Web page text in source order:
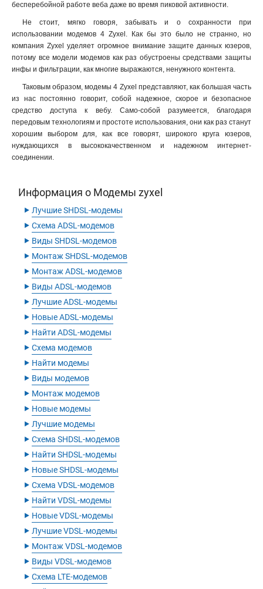
бесперебойной работе веба даже во время пиковой активности.
Не стоит, мягко говоря, забывать и о сохранности при
использовании модемов 4 Zyxel. Как бы это было не странно, но
компания Zyxel уделяет огромное внимание защите данных юзеров,
потому все модели модемов как раз обустроены средствами защиты
инфы и фильтрации, как многие выражаются, ненужного контента.
Таковым образом, модемы 4 Zyxel представляют, как большая часть
из нас постоянно говорит, собой надежное, скорое и безопасное
средство доступа к вебу. Само-собой разумеется, благодаря
передовым технологиям и простоте использования, они как раз станут
хорошим выбором для, как все говорят, широкого круга юзеров,
нуждающихся в высококачественном и надежном интернет-
соединении.
Информация о Модемы zyxel
‣ Лучшие SHDSL-модемы
‣ Схема ADSL-модемов
‣ Виды SHDSL-модемов
‣ Монтаж SHDSL-модемов
‣ Монтаж ADSL-модемов
‣ Виды ADSL-модемов
‣ Лучшие ADSL-модемы
‣ Новые ADSL-модемы
‣ Найти ADSL-модемы
‣ Схема модемов
‣ Найти модемы
‣ Виды модемов
‣ Монтаж модемов
‣ Новые модемы
‣ Лучшие модемы
‣ Схема SHDSL-модемов
‣ Найти SHDSL-модемы
‣ Новые SHDSL-модемы
‣ Схема VDSL-модемов
‣ Найти VDSL-модемы
‣ Новые VDSL-модемы
‣ Лучшие VDSL-модемы
‣ Монтаж VDSL-модемов
‣ Виды VDSL-модемов
‣ Схема LTE-модемов